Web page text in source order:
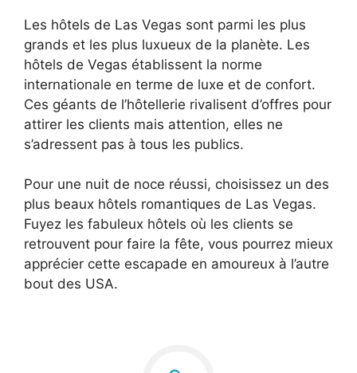
Les hôtels de Las Vegas sont parmi les plus
grands et les plus luxueux de la planète. Les
hôtels de Vegas établissent la norme
internationale en terme de luxe et de confort.
Ces géants de l’hôtellerie rivalisent d’offres pour
attirer les clients mais attention, elles ne
s’adressent pas à tous les publics.
Pour une nuit de noce réussi, choisissez un des
plus beaux hôtels romantiques de Las Vegas.
Fuyez les fabuleux hôtels où les clients se
retrouvent pour faire la fête, vous pourrez mieux
apprécier cette escapade en amoureux à l’autre
bout des USA.